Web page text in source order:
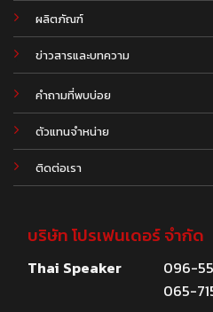
ผลิตภัณฑ์
ข่าวสารและบทความ
.
คำถามที่พบบ่อย
ตัวแทนจำหน่าย
ติดต่อเรา
บริษัท โปรเฟนเดอร์ จำกัด
Thai Speaker
096-
065-